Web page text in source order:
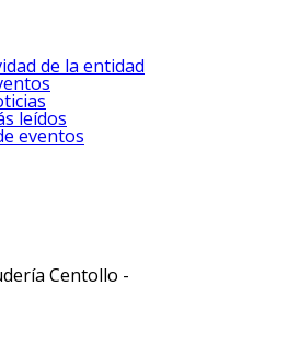
de la entidad
leídos
eventos
Centollo -